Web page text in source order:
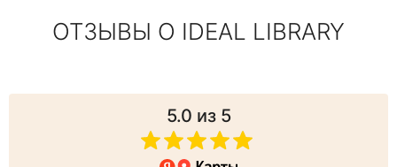
ОТЗЫВЫ О IDEAL LIBRARY
5.0 из 5